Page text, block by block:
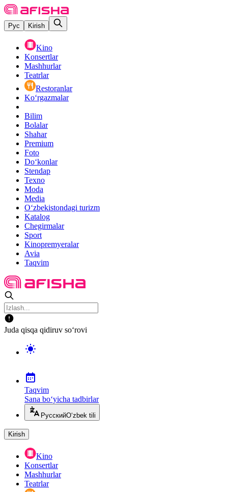
Рус Kirish
Kino
Konsertlar
Mashhurlar
Teatrlar
Restoranlar
Ko‘rgazmalar
Bilim
Bolalar
Shahar
Premium
Foto
Do‘konlar
Stendap
Texno
Moda
Media
O‘zbekistondagi turizm
Katalog
Chegirmalar
Sport
Kinopremyeralar
Avia
Taqvim
Juda qisqa qidiruv so‘rovi
Taqvim
Sana bo‘yicha tadbirlar
РусскийO‘zbek tili
Kirish
Kino
Konsertlar
Mashhurlar
Teatrlar